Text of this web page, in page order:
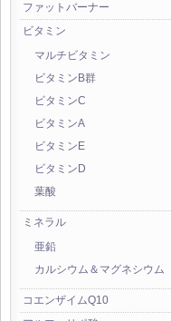
ファットバーナー
ビタミン
マルチビタミン
ビタミンB群
ビタミンC
ビタミンA
ビタミンE
ビタミンD
葉酸
ミネラル
亜鉛
カルシウム＆マグネシウム
コエンザイムQ10